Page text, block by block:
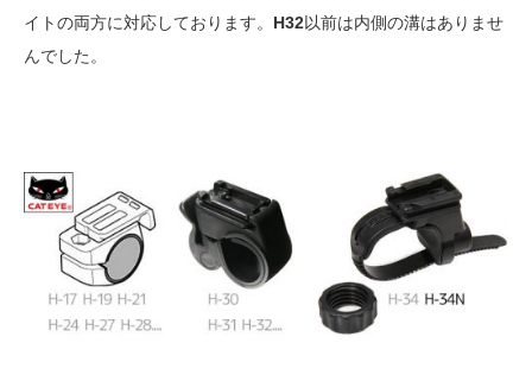
イトの両方に対応しております。 H32以前は内側の溝はありませ
んでした。